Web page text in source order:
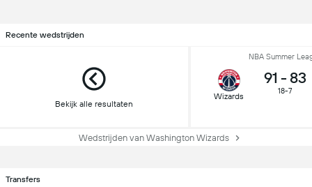
Recente wedstrijden
Bekijk alle resultaten
NBA Summer
Wizards
91 - 83
18-7
Wedstrijden van Washington Wizards
Transfers